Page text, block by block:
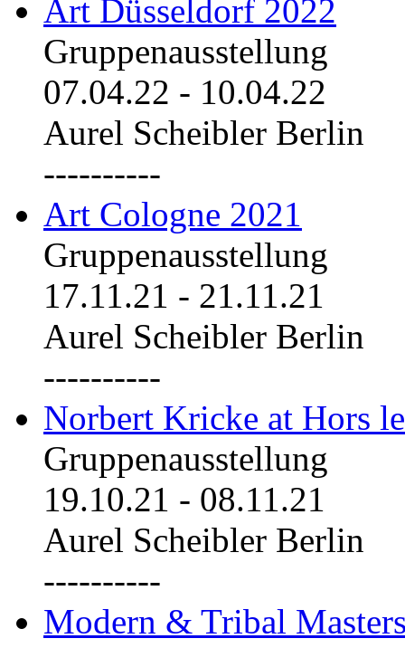
Art Düsseldorf 2022
Gruppenausstellung
07.04.22 - 10.04.22
Aurel Scheibler Berlin
----------
Art Cologne 2021
Gruppenausstellung
17.11.21 - 21.11.21
Aurel Scheibler Berlin
----------
Norbert Kricke at Hors
Gruppenausstellung
19.10.21 - 08.11.21
Aurel Scheibler Berlin
----------
Modern & Tribal